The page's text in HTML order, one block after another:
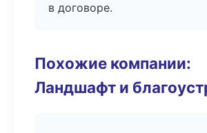
в договоре.
Похожие компании:
Ландшафт и